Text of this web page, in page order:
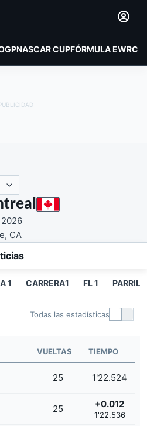
NASCAR CUPFÓRMULA EWRC
CA
1 CARRERA1 FL 1
Todas las estadísticas
VUELTAS TIEMPO
25 1'22.524
25 +0.012
1'22.536